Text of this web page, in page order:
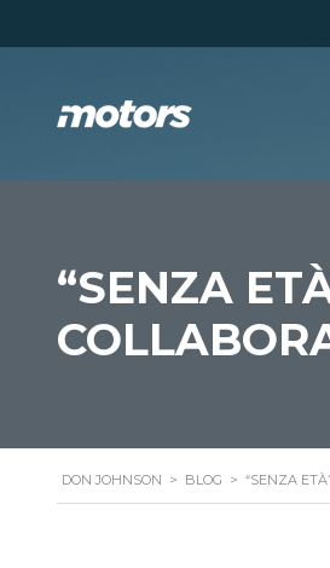
“SENZA
DON JOHNSON > BLOG > “SENZA